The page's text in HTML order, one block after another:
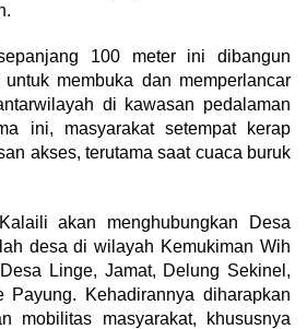
100 meter ini dibangun
membuka dan memperlancar
di kawasan pedalaman
ini, masyarakat setempat kerap
akses, terutama saat cuaca buruk
akan menghubungkan Desa
desa di wilayah Kemukiman Wih
Linge, Jamat, Delung Sekinel,
Kehadirannya diharapkan
mobilitas masyarakat, khususnya